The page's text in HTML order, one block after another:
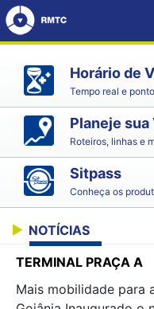
Horário de
Tempo real e
Planeje sua
Roteiros, linhas e
Sitpass
Conheça os
NOTÍCIAS
TERMINAL PRAÇA A
Mais mobilidade para